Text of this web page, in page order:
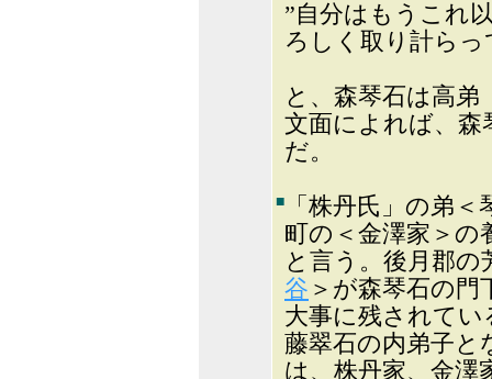
”自分はもうこれ
ろしく取り計ら
と、森琴石は高
文面によれば、森
だ。
■
「株丹氏」の弟
町の＜金澤家＞
と言う。後月郡の
谷 ＞が森琴石の
大事に残されてい
藤翠石の内弟子と
は、株丹家、金澤